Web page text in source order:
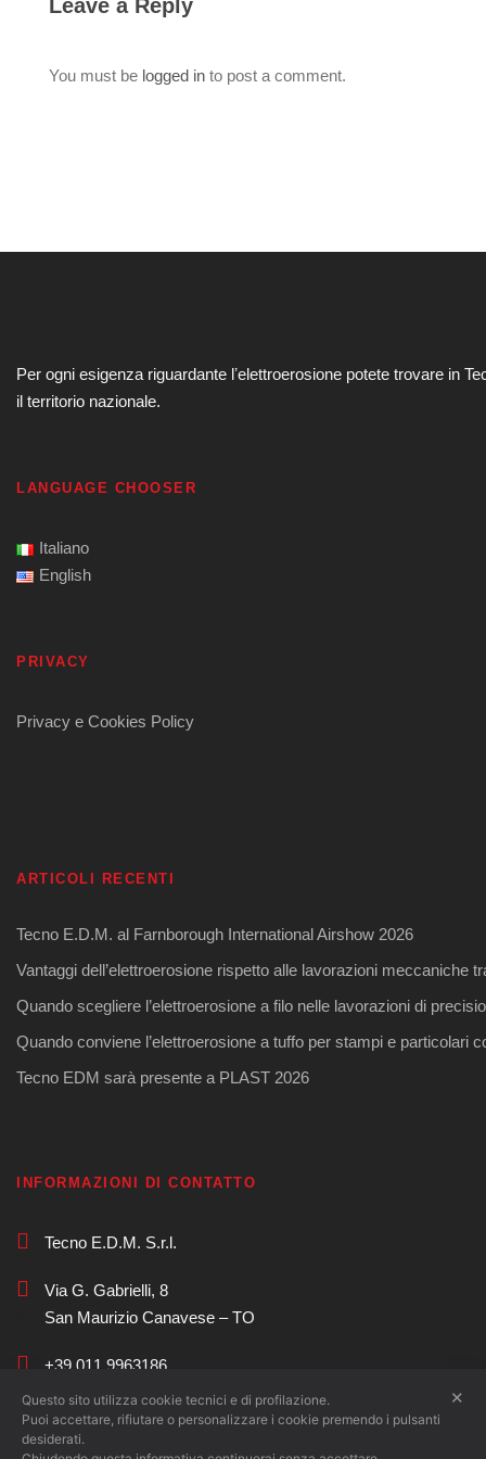
Leave a Reply
You must be logged in to post a comment.
Per ogni esigenza riguardante lʼelettroerosione potete trovare in
il territorio nazionale.
LANGUAGE CHOOSER
Italiano
English
PRIVACY
Privacy e Cookies Policy
ARTICOLI RECENTI
Tecno E.D.M. al Farnborough International Airshow 2026
Vantaggi dell’elettroerosione rispetto alle lavorazioni meccaniche
Quando scegliere l’elettroerosione a filo nelle lavorazioni di
Quando conviene l’elettroerosione a tuffo per stampi e particolari
Tecno EDM sarà presente a PLAST 2026
INFORMAZIONI DI CONTATTO
Tecno E.D.M. S.r.l.
Via G. Gabrielli, 8
San Maurizio Canavese – TO
+39 011 9963186
commerciale@tecnoedm.com
✕
Questo sito utilizza cookie tecnici e di profilazione.
Puoi accettare, rifiutare o personalizzare i cookie premendo i pulsanti
desiderati.